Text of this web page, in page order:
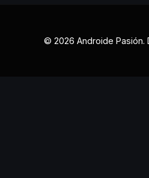
© 2026 Androide Pasión.